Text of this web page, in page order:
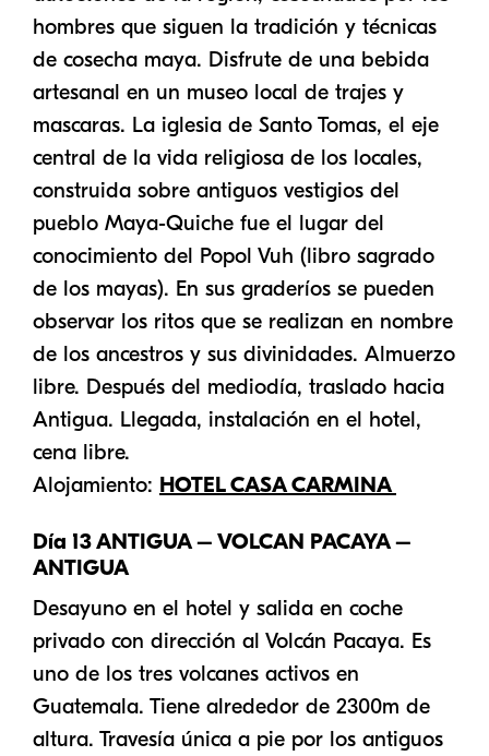
hombres que siguen la tradición y técnicas
de cosecha maya. Disfrute de una bebida
artesanal en un museo local de trajes y
mascaras. La iglesia de Santo Tomas, el eje
central de la vida religiosa de los locales,
construida sobre antiguos vestigios del
pueblo Maya-Quiche fue el lugar del
conocimiento del Popol Vuh (libro sagrado
de los mayas). En sus graderíos se pueden
observar los ritos que se realizan en nombre
de los ancestros y sus divinidades. Almuerzo
libre. Después del mediodía, traslado hacia
Antigua. Llegada, instalación en el hotel,
cena libre.
Alojamiento: HOTEL CASA CARMINA
Día 13 ANTIGUA – VOLCAN PACAYA –
ANTIGUA
Desayuno en el hotel y salida en coche
privado con dirección al Volcán Pacaya. Es
uno de los tres volcanes activos en
Guatemala. Tiene alrededor de 2300m de
altura. Travesía única a pie por los antiguos